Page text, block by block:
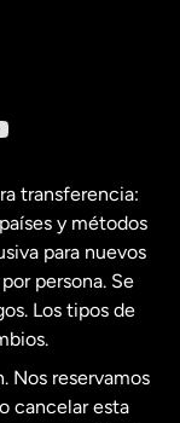
transferencia:
y métodos
para nuevos
persona. Se
Los tipos de
Nos reservamos
cancelar esta